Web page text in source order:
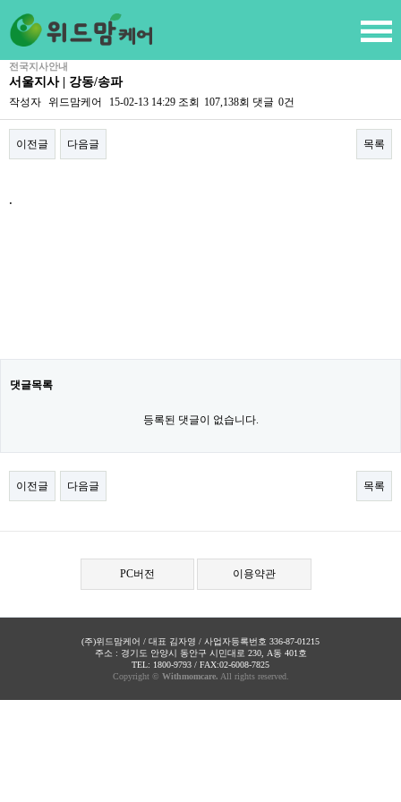
전국지사안내
서울지사 | 강동/송파
작성자 위드맘케어 15-02-13 14:29 조회 107,138회 댓글 0건
이전글 다음글 목록
.
댓글목록
등록된 댓글이 없습니다.
이전글 다음글 목록
PC버전 이용약관
(주)위드맘케어 / 대표 김자영 / 사업자등록번호 336-87-01215
주소 : 경기도 안양시 동안구 시민대로 230, A동 401호
TEL: 1800-9793 / FAX:02-6008-7825
Copyright © Withmomcare. All rights reserved.